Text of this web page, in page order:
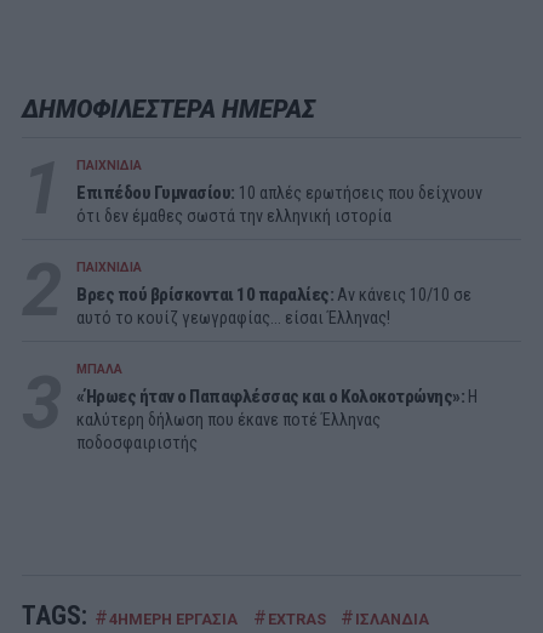
ΔΗΜΟΦΙΛΕΣΤΕΡΑ ΗΜΕΡΑΣ
ΠΑΙΧΝΙΔΙΑ
Επιπέδου Γυμνασίου: 10 απλές ερωτήσεις που δείχνουν
ότι δεν έμαθες σωστά την ελληνική ιστορία
ΠΑΙΧΝΙΔΙΑ
Βρες πού βρίσκονται 10 παραλίες: Αν κάνεις 10/10 σε
αυτό το κουίζ γεωγραφίας... είσαι Έλληνας!
ΜΠΑΛΑ
«Ήρωες ήταν ο Παπαφλέσσας και ο Κολοκοτρώνης»: Η
καλύτερη δήλωση που έκανε ποτέ Έλληνας
ποδοσφαιριστής
TAGS: #4ΗΜΕΡΗ ΕΡΓΑΣΙΑ # EXTRAS # ΙΣΛΑΝΔΙΑ